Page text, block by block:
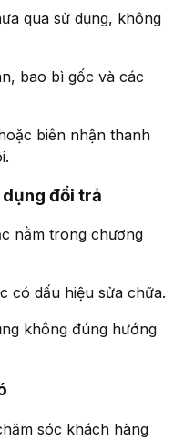
qua sử dụng, không
bao bì gốc và các
biên nhận thanh
đổi trả
nằm trong chương
có dấu hiệu sửa chữa.
không đúng hướng
sóc khách hàng